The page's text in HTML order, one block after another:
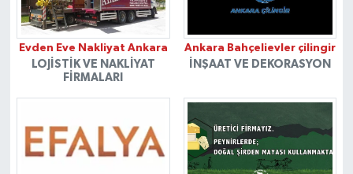
Evden Eve Nakliyat Ankara
LOJISTIK VE NAKLIYAT
FIRMALARI
Ankara Bahçelievler çilingir
İNŞAAT VE DEKORASYON